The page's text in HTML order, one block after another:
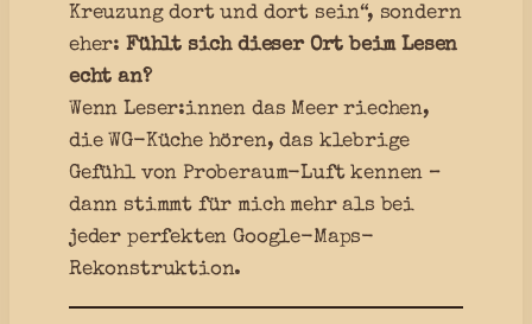
Kreuzung dort und dort sein“, sondern
eher: Fühlt sich dieser Ort beim Lesen
echt an?
Wenn Leser:innen das Meer riechen,
die WG-Küche hören, das klebrige
Gefühl von Proberaum-Luft kennen –
dann stimmt für mich mehr als bei
jeder perfekten Google-Maps-
Rekonstruktion.